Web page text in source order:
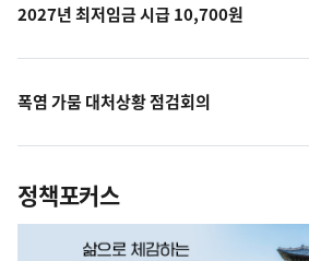
2027년 최저임금 시급 10,700원
폭염 가뭄 대처상황 점검회의
정책포커스